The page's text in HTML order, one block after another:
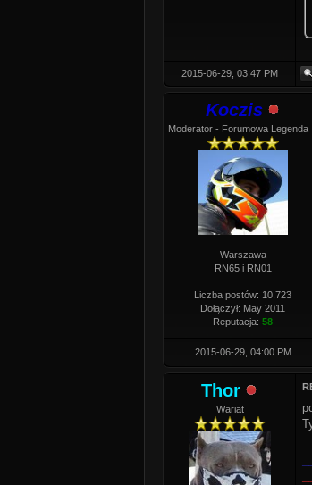
2015-06-29, 03:47 PM
Koczis
Moderator - Forumowa Legenda
Warszawa
RN65 i RN01
Liczba postów: 10,723
Dołączył: May 2011
Reputacja: 58
2015-06-29, 04:00 PM
Thor
Wariat